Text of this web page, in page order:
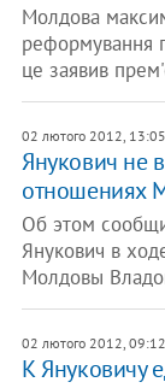
Молдова
реформування
це заявив
02 лютого 2012, 13:05
Янукович не
отношениях
Об этом
Янукович в
Молдовы
02 лютого 2012, 09:12
​К Януковичу